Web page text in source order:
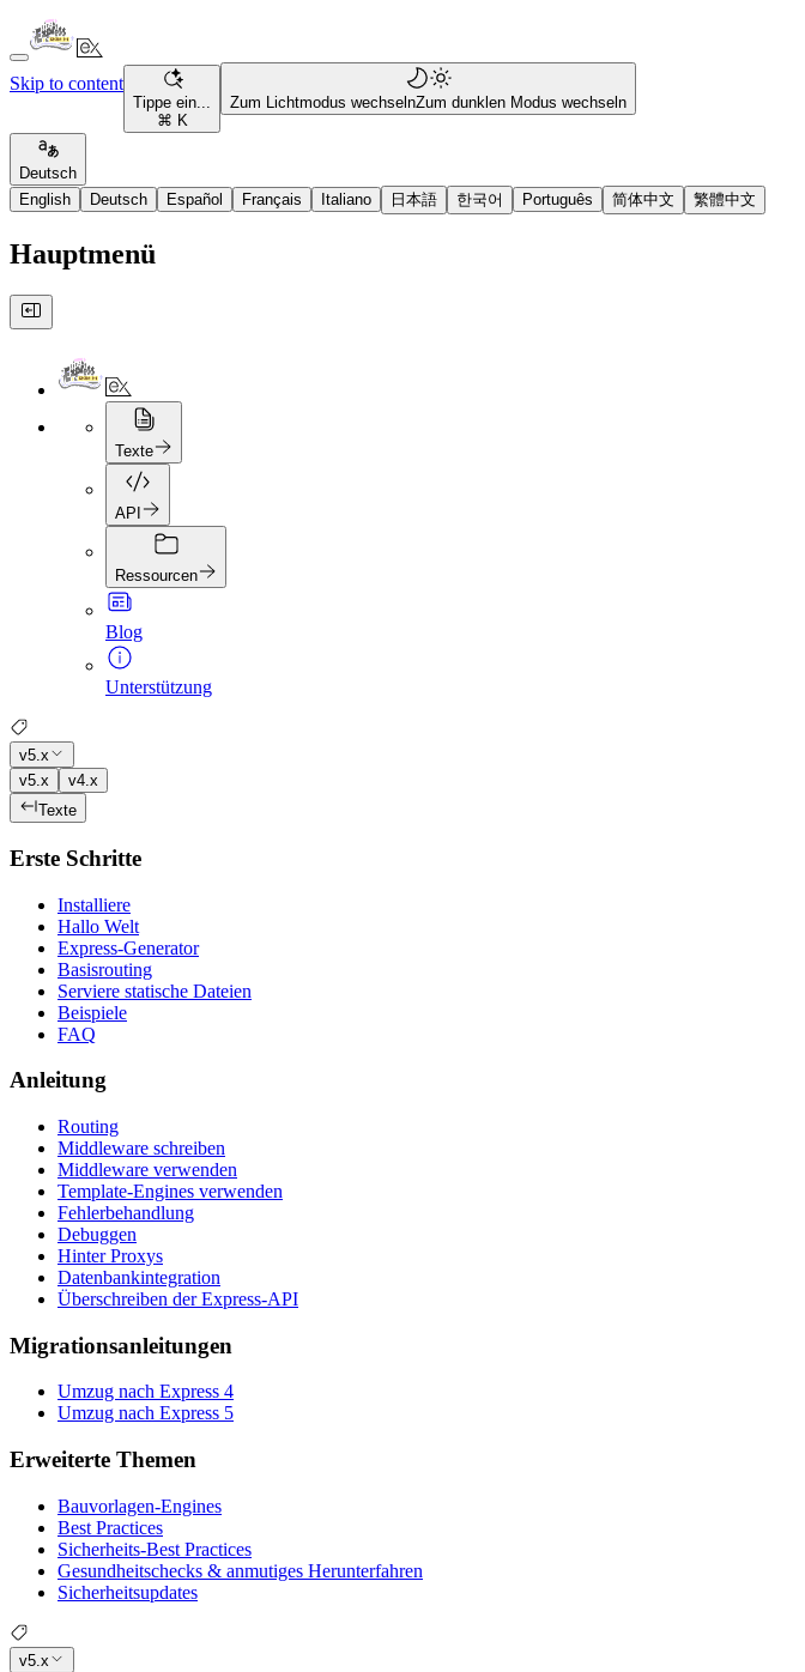
Skip to content
Tippe ein...
⌘ K
Zum Lichtmodus wechselnZum dunklen Modus wechseln
Deutsch
English
Deutsch Español Français Italiano 日本語 한국어 Português 简体中文 繁體中文
Hauptmenü
Texte
API
Ressourcen
Blog
Unterstützung
v5.x
v5.x
v4.x
Texte
Erste Schritte
Installiere
Hallo Welt
Express-Generator
Basisrouting
Serviere statische Dateien
Beispiele
FAQ
Anleitung
Routing
Middleware schreiben
Middleware verwenden
Template-Engines verwenden
Fehlerbehandlung
Debuggen
Hinter Proxys
Datenbankintegration
Überschreiben der Express-API
Migrationsanleitungen
Umzug nach Express 4
Umzug nach Express 5
Erweiterte Themen
Bauvorlagen-Engines
Best Practices
Sicherheits-Best Practices
Gesundheitschecks & anmutiges Herunterfahren
Sicherheitsupdates
v5.x